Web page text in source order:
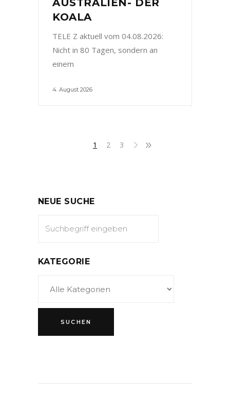
AUSTRALIEN- DER
KOALA
TELE Z aktuell vom 04.08.2026:
Nicht in 80 Tagen, sondern an
einem
4. August 2026
1 2 3
NEUE SUCHE
KATEGORIE